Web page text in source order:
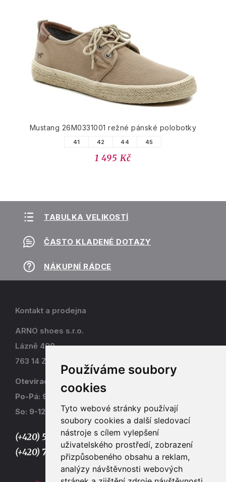
Používáme soubory
cookies
Tyto webové stránky používají
soubory cookies a další sledovací
nástroje s cílem vylepšení
uživatelského prostředí, zobrazení
přizpůsobeného obsahu a reklam,
analýzy návštěvnosti webových
Mustang 26M0331001 režné pánské polobotky
41 42 44 45
1 495 Kč
TABULKA VELIKOSTÍ
ČASTO KLADENÉ DOTAZY
NÁKUPNÍ RÁDCE
Kontakt a prodejna
ARNO shoes s.r.o.
Lázně 490
763 14 Zlín - Kostelec
Otevírací doba
Po-Pá: 9-17
So: 9-12
(+420) 577 915 036,
(+420) 773 667 390